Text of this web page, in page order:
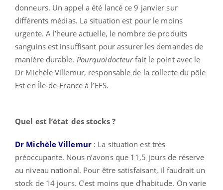
donneurs. Un appel a été lancé ce 9 janvier sur
différents médias. La situation est pour le moins
urgente. A l’heure actuelle, le nombre de produits
sanguins est insuffisant pour assurer les demandes de
manière durable. Pourquoidocteurfait le point avec le
Dr Michèle Villemur, responsable de la collecte du pôle
Est en Île-de-France à l’EFS.
Quel est l’état des stocks ?
Dr Michèle Villemur : La situation est très
préoccupante. Nous n’avons que 11,5 jours de réserve
au niveau national. Pour être satisfaisant, il faudrait un
stock de 14 jours. C’est moins que d’habitude. On varie